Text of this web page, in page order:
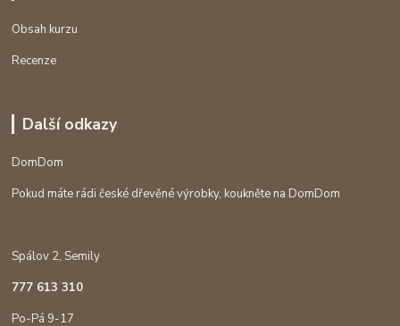
Obsah kurzu
Recenze
Další odkazy
DomDom
Pokud máte rádi české dřevěné výrobky, koukněte na DomDom
Spálov 2, Semily
777 613 310
Po-Pá 9-17